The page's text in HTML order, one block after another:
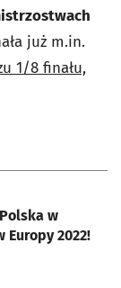
już m.in.
1/8 finału,
w
2022!